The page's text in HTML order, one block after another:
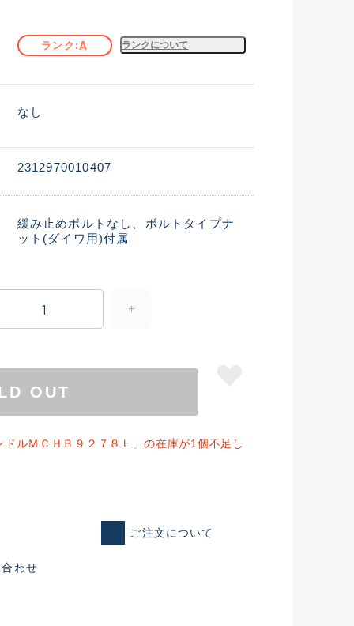
ものも含む
ランク A ランクについて
なし
2312970010407
緩み止めボルトなし、ボルトタイプナ
ット(ダイワ用)付属
OUT
ドルＭＣＨＢ９２７８Ｌ」の在庫が1個不足し
ご注文について
わせ